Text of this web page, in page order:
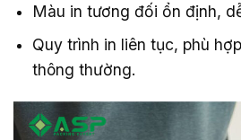
Màu in tương đối ổn định,
Quy trình in liên tục, phù
thông thường.